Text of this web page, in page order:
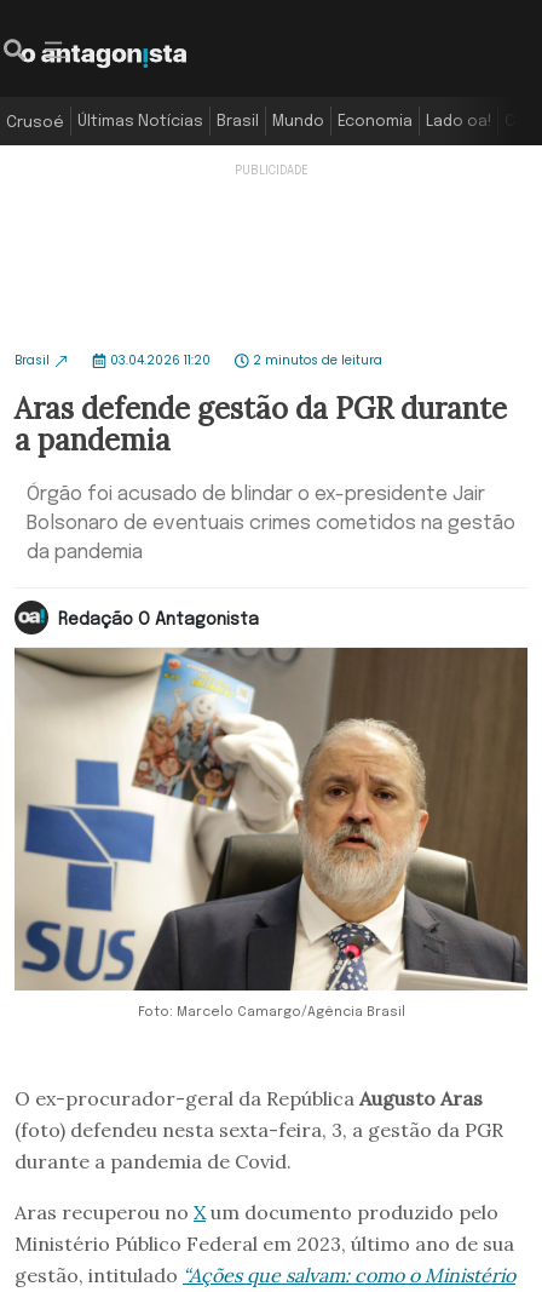
Crusoé Últimas Notícias Brasil Mundo Economia Lado oa!
Brasil 03.04.2026 11:20 2 minutos de leitura
Aras defende gestão da PGR durante
a pandemia
Órgão foi acusado de blindar o ex-presidente Jair
Bolsonaro de eventuais crimes cometidos na gestão
da pandemia
Redação O Antagonista
Foto: Marcelo Camargo/Agência Brasil
O ex-procurador-geral da República Augusto Aras
(foto) defendeu nesta sexta-feira, 3, a gestão da PGR
durante a pandemia de Covid.
Aras recuperou no X um documento produzido pelo
Ministério Público Federal em 2023, último ano de sua
gestão, intitulado “Ações que salvam: como o Ministério